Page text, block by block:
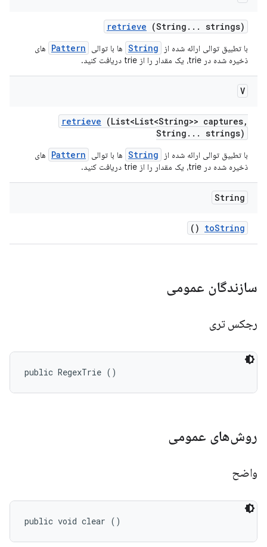
retrieve (String . . . strings)
با تطبیق توالی ارائه شده از String ها با توالی Pattern
های
ذخیره شده در trie، یک مقدار را از trie دریافت کنید.
V
retrieve (List<List<String>> captures,
String . . . strings)
با تطبیق توالی ارائه شده از String ها با توالی Pattern
های
ذخیره شده در trie، یک مقدار را از trie دریافت کنید.
String
toString
()
سازندگان عمومی
رجکس تری
public RegexTrie ()
روش‌های عمومی
واضح
public void clear ()